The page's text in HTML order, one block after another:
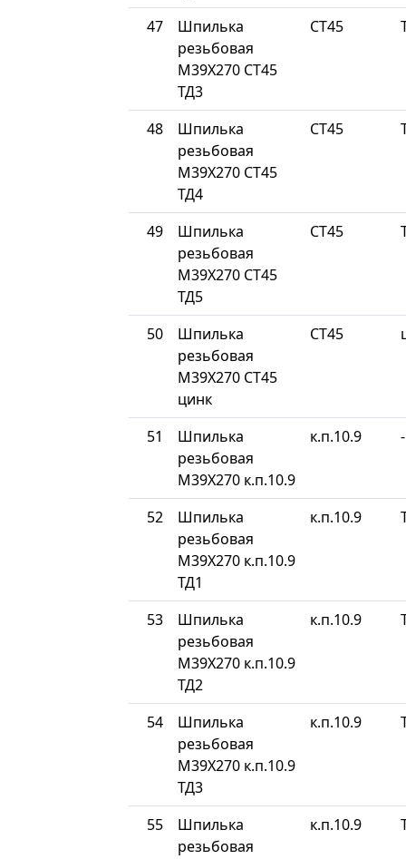
47
Шпилька
резьбовая
М39Х270 СТ45
ТД3
СТ45
48
Шпилька
резьбовая
М39Х270 СТ45
ТД4
СТ45
49
Шпилька
резьбовая
М39Х270 СТ45
ТД5
СТ45
50
Шпилька
резьбовая
М39Х270 СТ45
цинк
СТ45
51
Шпилька
резьбовая
М39Х270 к.п.10.9
к.п.10.9 -
52
Шпилька
резьбовая
М39Х270 к.п.10.9
ТД1
к.п.10.9
53
Шпилька
резьбовая
М39Х270 к.п.10.9
ТД2
к.п.10.9
54
Шпилька
резьбовая
М39Х270 к.п.10.9
ТД3
к.п.10.9
55
Шпилька
резьбовая
к.п.10.9